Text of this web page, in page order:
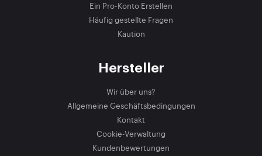
Ein Pro-Konto Erstellen
Häufig gestellte Fragen
Kaution
Hersteller
Wir über uns?
Allgemeine Geschäftsbedingungen
Kontakt
Cookie-Verwaltung
Kundenbewertungen